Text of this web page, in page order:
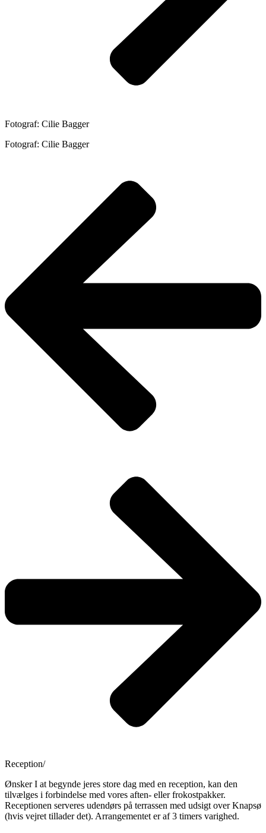
Fotograf: Cilie Bagger
Fotograf: Cilie Bagger
Reception/
Ønsker I at begynde jeres store dag med en reception, kan den
tilvælges i forbindelse med vores aften- eller frokostpakker.
Receptionen serveres udendørs på terrassen med udsigt over Knapsø
(hvis vejret tillader det). Arrangementet er af 3 timers varighed.